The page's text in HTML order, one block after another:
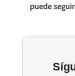
puede